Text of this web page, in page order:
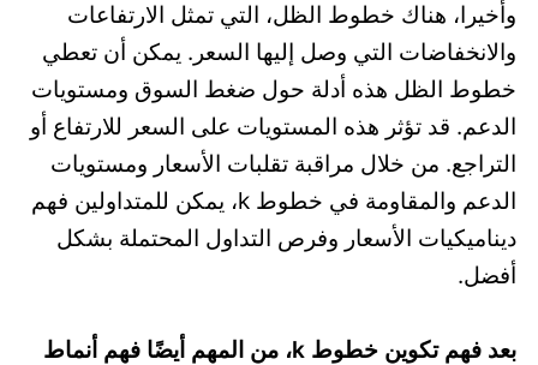
وأخيرا، هناك خطوط الظل، التي تمثل الارتفاعات
والانخفاضات التي وصل إليها السعر. يمكن أن تعطي
خطوط الظل هذه أدلة حول ضغط السوق ومستويات
الدعم. قد تؤثر هذه المستويات على السعر للارتفاع أو
التراجع. من خلال مراقبة تقلبات الأسعار ومستويات
الدعم والمقاومة في خطوط k، يمكن للمتداولين فهم
ديناميكيات الأسعار وفرص التداول المحتملة بشكل
أفضل.
بعد فهم تكوين خطوط k، من المهم أيضًا فهم أنماط